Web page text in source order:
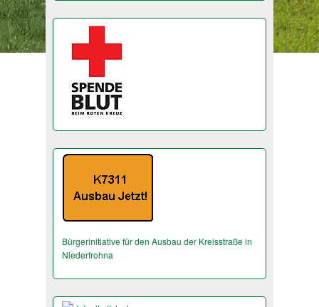
Bürgerinitiative für den Ausbau der Kreisstraße in
Niederfrohna